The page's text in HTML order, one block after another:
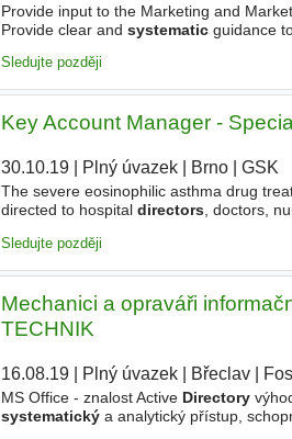
Provide input to the Marketing and Market
Provide clear and systematicguidance
Sledujte později
Key Account Manager -
30.10.19| Plný úvazek| Brno| GSK|
The severe eosinophilic asthma drug
directed to hospital directors, doctors,
Sledujte později
Mechanici a opraváři
TECHNIK
16.08.19| Plný úvazek| Břeclav|
MS Office - znalost Active Directory
systematickýa analytický přístup,